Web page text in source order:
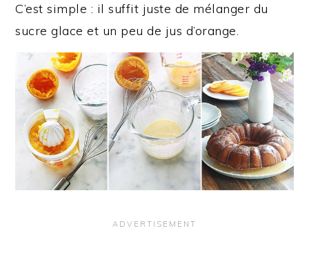
C’est simple : il suffit juste de mélanger du
sucre glace et un peu de jus d’orange.